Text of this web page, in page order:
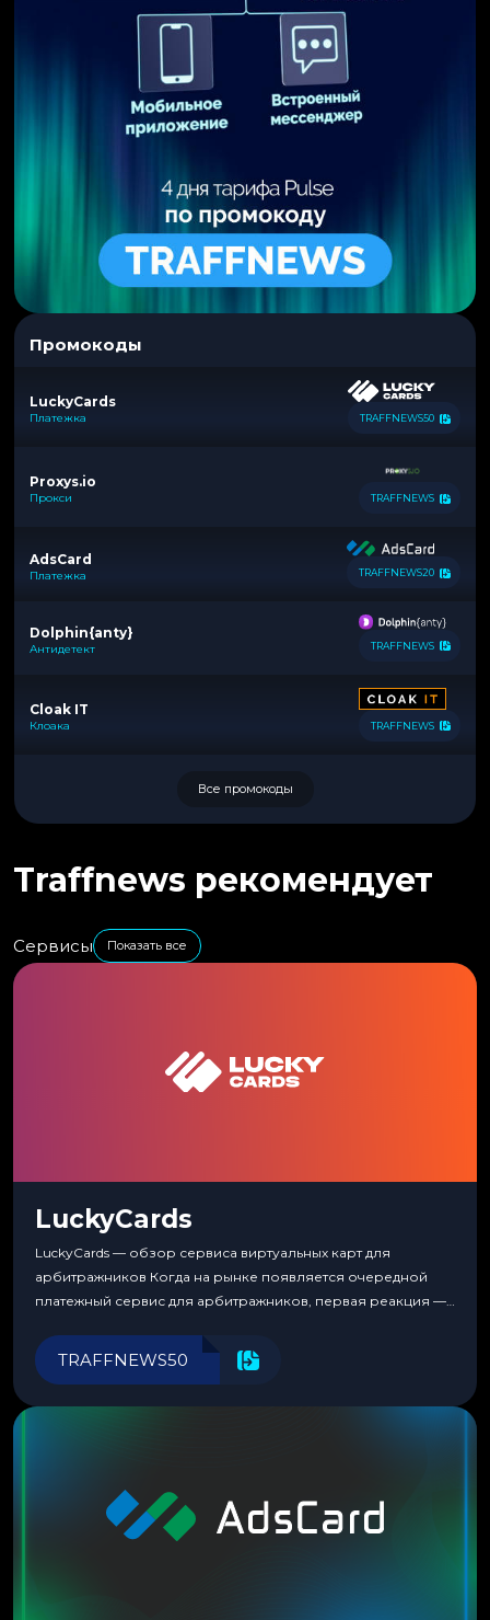
Промокоды
LuckyCards
Платежка TRAFFNEWS50
Proxys.io
Прокси TRAFFNEWS
AdsCard
Платежка TRAFFNEWS20
Dolphin{anty}
Антидетект TRAFFNEWS
Cloak IT
Клоака TRAFFNEWS
Все промокоды
Traffnews рекомендует
Сервисы Показать все
LuckyCards
LuckyCards — обзор сервиса виртуальных карт для
арбитражников Когда на рынке появляется очередной
платежный сервис для арбитражников, первая реакция —
перестаешь воспринимать всерьез любой новый продукт,
пока тот не докажет обратное делом. LuckyCards — история
TRAFFNEWS50